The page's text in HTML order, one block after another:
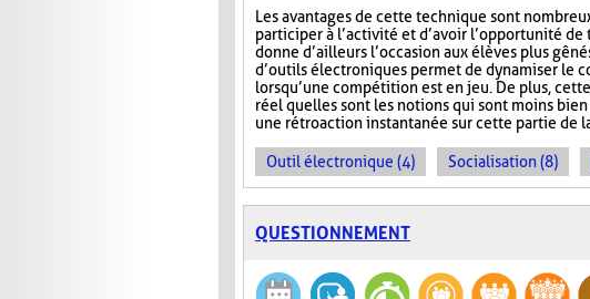
Les avantages de cette technique sont
participer à l’activité et d’avoir l’opportunité
donne d’ailleurs l’occasion aux élèves plus
d’outils électroniques permet de dynamiser le
lorsqu’une compétition est en jeu. De plus,
réel quelles sont les notions qui sont moins
une rétroaction instantanée sur cette partie de
Outil électronique (4) Socialisation (8)
QUESTIONNEMENT